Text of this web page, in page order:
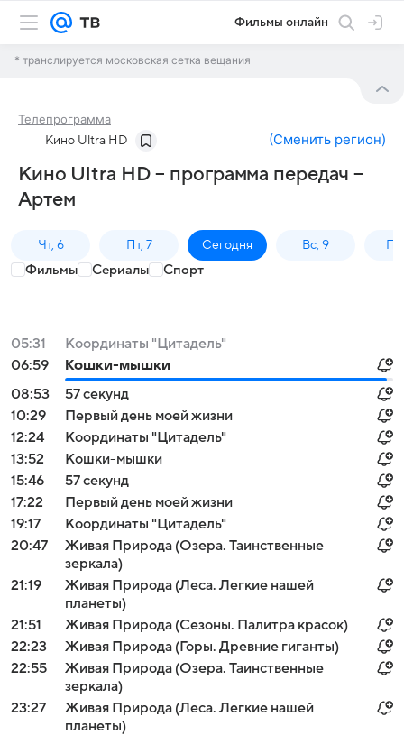
Фильмы онлайн
* транслируется московская сетка вещания
Телепрограмма
Кино Ultra HD (Сменить регион)
Кино Ultra HD – программа передач –
Артем
Чт, 6 Пт, 7 Сегодня Вс, 9
Фильмы Сериалы Спорт
05:31
Координаты "Цитадель"
06:59
Кошки-мышки
08:53
57 секунд
10:29
Первый день моей жизни
12:24
Координаты "Цитадель"
13:52
Кошки-мышки
15:46
57 секунд
17:22
Первый день моей жизни
19:17
Координаты "Цитадель"
20:47
Живая Природа (Озера. Таинственные
зеркала)
21:19
Живая Природа (Леса. Легкие нашей
планеты)
21:51
Живая Природа (Сезоны. Палитра красок)
22:23
Живая Природа (Горы. Древние гиганты)
22:55
Живая Природа (Озера. Таинственные
зеркала)
23:27
Живая Природа (Леса. Легкие нашей
планеты)